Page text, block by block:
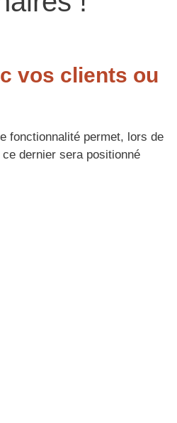
vos clients ou
fonctionnalité permet, lors de
ce dernier sera positionné